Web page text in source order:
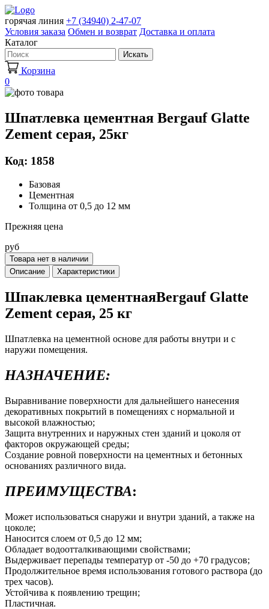
горячая линия +7 (34940) 2-47-07
Условия заказа Обмен и возврат Доставка и оплата
Каталог
Искать
Корзина
0
Шпатлевка цементная Bergauf Glatte
Zement серая, 25кг
Код: 1858
Базовая
Цементная
Толщина от 0,5 до 12 мм
Прежняя цена
руб
Товара нет в наличии
Описание
Характеристики
Шпаклевка цементнаяBergauf Glatte
Zement серая, 25 кг
Шпатлевка на цементной основе для работы внутри и с
наружи помещения.
НАЗНАЧЕНИЕ:
Выравнивание поверхности для дальнейшего нанесения
декоративных покрытий в помещениях с нормальной и
высокой влажностью;
Защита внутренних и наружных стен зданий и цоколя от
факторов окружающей среды;
Создание ровной поверхности на цементных и бетонных
основаниях различного вида.
ПРЕИМУЩЕСТВА:
Может использоваться снаружи и внутри зданий, а также на
цоколе;
Наносится слоем от 0,5 до 12 мм;
Обладает водоотталкивающими свойствами;
Выдерживает перепады температур от -50 до +70 градусов;
Продолжительное время использования готового раствора (до
трех часов).
Устойчива к появлению трещин;
Пластичная.